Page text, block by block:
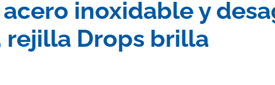
inoxidable y
rejilla Drops brilla